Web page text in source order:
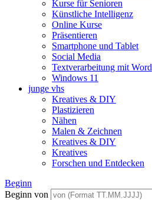
Kurse für Senioren
Künstliche Intelligenz
Online Kurse
Präsentieren
Smartphone und Tablet
Social Media
Textverarbeitung mit Word
Windows 11
junge vhs
Kreatives & DIY
Plastizieren
Nähen
Malen & Zeichnen
Kreatives & DIY
Kreatives
Forschen und Entdecken
Beginn
Beginn von